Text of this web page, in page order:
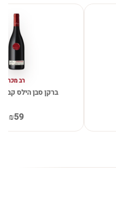
רב מכר
ברקן סבן הילס
₪59